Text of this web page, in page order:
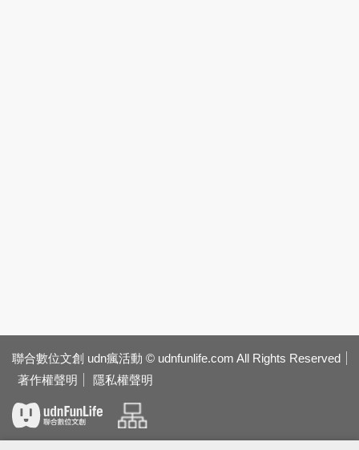
聯合數位文創 udn瘋活動 © udnfunlife.com All Rights Reserved
著作權聲明
隱私權聲明